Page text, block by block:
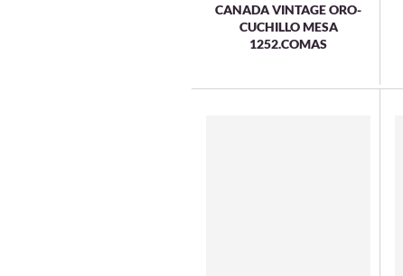
CANADA VINTAGE ORO-
CUCHILLO MESA
1252.COMAS